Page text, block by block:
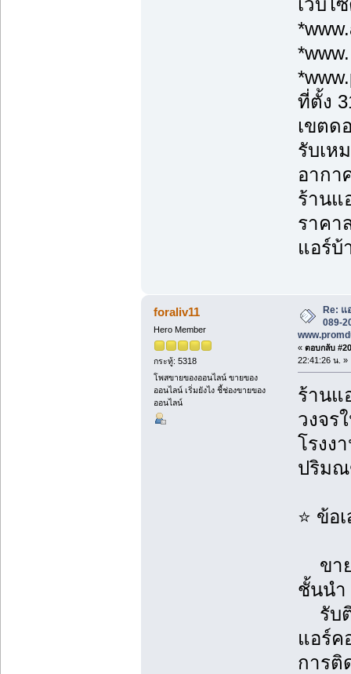
ที่ตั้ง
เขตด
รับเห
อากา
ร้านแ
ราคา
แอร์บ้
foraliv11
Hero Member
กระทู้: 5318
โพสขายของออนไลน์ ขายของ
ออนไลน์ เริ่มยังไง ชี้ช่องขายของ
ออนไลน์
Re: แ
089-
« ตอบกลับ
22:41:26 น. »
ร้านแ
วงจร
โรงง
ปริม
⭐ ข้อ
ขาย
ชั้นนำ
รับติ
แอร์ค
การติ